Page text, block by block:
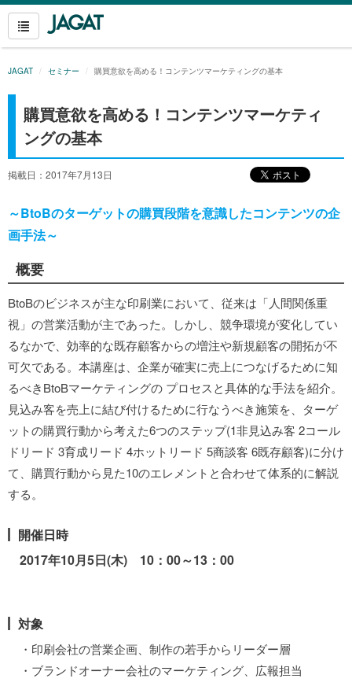
JAGAT セミナー 購買意欲を高める！コンテンツマーケティングの基本
購買意欲を高める！コンテンツマーケティ
ングの基本
掲載日：2017年7月13日
～BtoBのターゲットの購買段階を意識したコンテンツの企
画手法～
概要
BtoBのビジネスが主な印刷業において、従来は「人間関係重
視」の営業活動が主であった。しかし、競争環境が変化してい
るなかで、効率的な既存顧客からの増注や新規顧客の開拓が不
可欠である。本講座は、企業が確実に売上につなげるために知
るべきBtoBマーケティングの プロセスと具体的な手法を紹介。
見込み客を売上に結び付けるために行なうべき施策を、ターゲ
ットの購買行動から考えた6つのステップ(1非見込み客 2コール
ドリード 3育成リード 4ホットリード 5商談客 6既存顧客)に分け
て、購買行動から見た10のエレメントと合わせて体系的に解説
する。
開催日時
2017年10月5日(木) 10：00～13：00
対象
・印刷会社の営業企画、制作の若手からリーダー層
・ブランドオーナー会社のマーケティング、広報担当